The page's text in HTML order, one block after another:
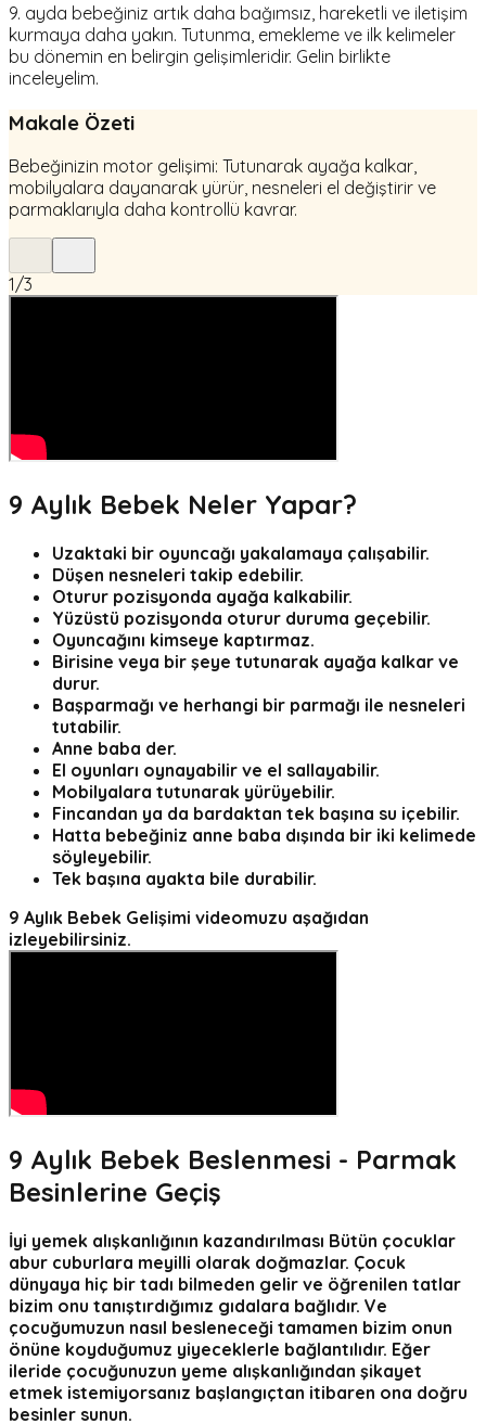
9. ayda bebeğiniz artık daha bağımsız, hareketli ve iletişim
kurmaya daha yakın. Tutunma, emekleme ve ilk kelimeler
bu dönemin en belirgin gelişimleridir. Gelin birlikte
inceleyelim.
Makale Özeti
Bebeğinizin motor gelişimi: Tutunarak ayağa kalkar,
mobilyalara dayanarak yürür, nesneleri el değiştirir ve
parmaklarıyla daha kontrollü kavrar.
1/3
9 Aylık Bebek Neler Yapar?
Uzaktaki bir oyuncağı yakalamaya çalışabilir.
Düşen nesneleri takip edebilir.
Oturur pozisyonda ayağa kalkabilir.
Yüzüstü pozisyonda oturur duruma geçebilir.
Oyuncağını kimseye kaptırmaz.
Birisine veya bir şeye tutunarak ayağa kalkar ve
durur.
Başparmağı ve herhangi bir parmağı ile nesneleri
tutabilir.
Anne baba der.
El oyunları oynayabilir ve el sallayabilir.
Mobilyalara tutunarak yürüyebilir.
Fincandan ya da bardaktan tek başına su içebilir.
Hatta bebeğiniz anne baba dışında bir iki kelimede
söyleyebilir.
Tek başına ayakta bile durabilir.
9 Aylık Bebek Gelişimi videomuzu aşağıdan
izleyebilirsiniz.
9 Aylık Bebek Beslenmesi - Parmak
Besinlerine Geçiş
İyi yemek alışkanlığının kazandırılması Bütün çocuklar
abur cuburlara meyilli olarak doğmazlar. Çocuk
dünyaya hiç bir tadı bilmeden gelir ve öğrenilen tatlar
bizim onu tanıştırdığımız gıdalara bağlıdır. Ve
çocuğumuzun nasıl besleneceği tamamen bizim onun
önüne koyduğumuz yiyeceklerle bağlantılıdır. Eğer
ileride çocuğunuzun yeme alışkanlığından şikayet
etmek istemiyorsanız başlangıçtan itibaren ona doğru
besinler sunun.